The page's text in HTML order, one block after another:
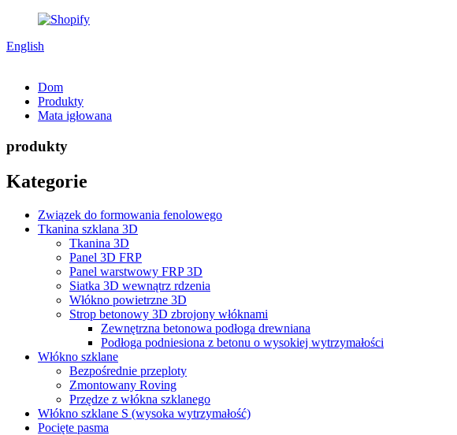
English
Dom
Produkty
Mata igłowana
produkty
Kategorie
Związek do formowania fenolowego
Tkanina szklana 3D
Tkanina 3D
Panel 3D FRP
Panel warstwowy FRP 3D
Siatka 3D wewnątrz rdzenia
Włókno powietrzne 3D
Strop betonowy 3D zbrojony włóknami
Zewnętrzna betonowa podłoga drewniana
Podłoga podniesiona z betonu o wysokiej wytrzymałości
Włókno szklane
Bezpośrednie przeploty
Zmontowany Roving
Przędze z włókna szklanego
Włókno szklane S (wysoka wytrzymałość)
Pocięte pasma